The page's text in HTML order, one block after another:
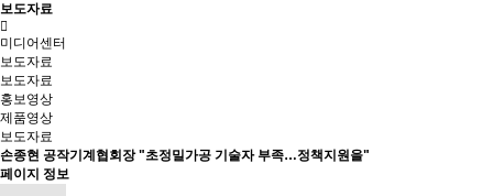
보도자료
미디어센터
보도자료
보도자료
홍보영상
제품영상
보도자료
손종현 공작기계협회장 "초정밀가공 기술자 부족…정책지원을"
페이지 정보